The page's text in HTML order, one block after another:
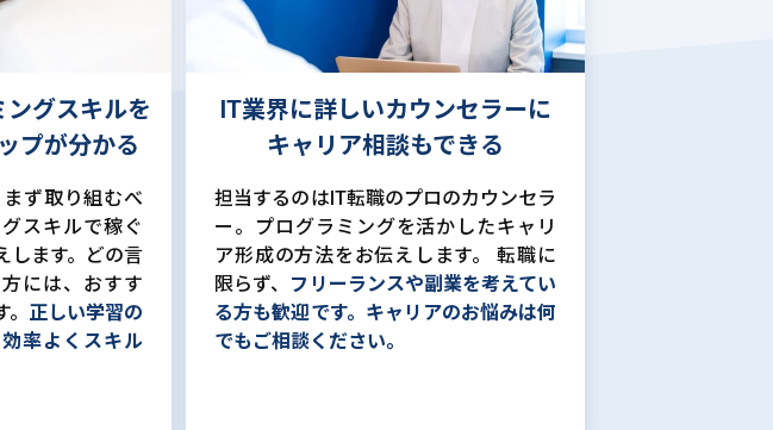
グスキルを
プが分かる
ず取り組むべ
スキルで稼ぐ
します。どの言
には、おすす
正しい学習の
率よくスキル
IT業界に詳しいカウンセラーに
キャリア相談もできる
担当するのはIT転職のプロのカウンセラ
ー。プログラミングを活かしたキャリ
ア形成の方法をお伝えします。 転職に
限らず、 フリーランスや副業を考えてい
る方も歓迎です。キャリアのお悩みは何
でもご相談ください。